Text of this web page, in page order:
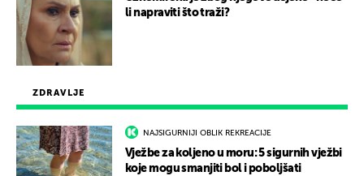
ZDRAVLJE
NAJSIGURNIJI OBLIK REKREACIJE
Vježbe za koljeno u moru: 5 sigurnih vježbi
koje mogu smanjiti bol i poboljšati
li napraviti što traži?